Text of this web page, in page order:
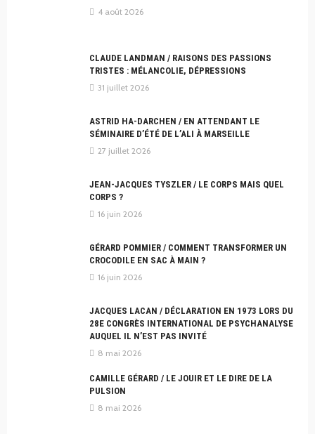
4 août 2026
CLAUDE LANDMAN / RAISONS DES PASSIONS
TRISTES : MÉLANCOLIE, DÉPRESSIONS
31 juillet 2026
ASTRID HA-DARCHEN / EN ATTENDANT LE
SÉMINAIRE D’ÉTÉ DE L’ALI À MARSEILLE
27 juillet 2026
JEAN-JACQUES TYSZLER / LE CORPS MAIS QUEL
CORPS ?
16 juin 2026
GÉRARD POMMIER / COMMENT TRANSFORMER UN
CROCODILE EN SAC À MAIN ?
16 juin 2026
JACQUES LACAN / DÉCLARATION EN 1973 LORS DU
28E CONGRÈS INTERNATIONAL DE PSYCHANALYSE
AUQUEL IL N’EST PAS INVITÉ
8 mai 2026
CAMILLE GÉRARD / LE JOUIR ET LE DIRE DE LA
PULSION
8 mai 2026